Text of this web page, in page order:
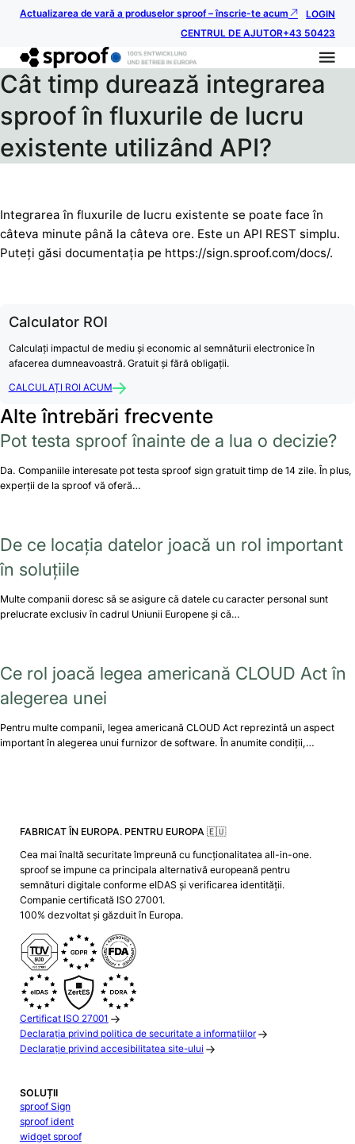
Actualizarea de vară a produselor sproof – înscrie-te acum
LOGIN
CENTRUL DE AJUTOR+43 50423
Cât timp durează integrarea
sproof în fluxurile de lucru
existente utilizând API?
Integrarea în fluxurile de lucru existente se poate face în
câteva minute până la câteva ore. Este un API REST simplu.
Puteți găsi documentația pe https://sign.sproof.com/docs/.
Calculator ROI
Calculați impactul de mediu și economic al semnăturii electronice în
afacerea dumneavoastră. Gratuit și fără obligații.
CALCULAȚI ROI ACUM
Alte întrebări frecvente
Pot testa sproof înainte de a lua o decizie?
Da. Companiile interesate pot testa sproof sign gratuit timp de 14 zile. În plus,
experții de la sproof vă oferă…
De ce locația datelor joacă un rol important
în soluțiile
Multe companii doresc să se asigure că datele cu caracter personal sunt
prelucrate exclusiv în cadrul Uniunii Europene și că…
Ce rol joacă legea americană CLOUD Act în
alegerea unei
Pentru multe companii, legea americană CLOUD Act reprezintă un aspect
important în alegerea unui furnizor de software. În anumite condiții,…
FABRICAT ÎN EUROPA. PENTRU EUROPA 🇪🇺
Cea mai înaltă securitate împreună cu funcționalitatea all-in-one.
sproof se impune ca principala alternativă europeană pentru
semnături digitale conforme eIDAS și verificarea identității.
Companie certificată ISO 27001.
100% dezvoltat și găzduit în Europa.
Certificat ISO 27001
Declarația privind politica de securitate a informațiilor
Declarație privind accesibilitatea site-ului
SOLUȚII
sproof Sign
sproof ident
widget sproof